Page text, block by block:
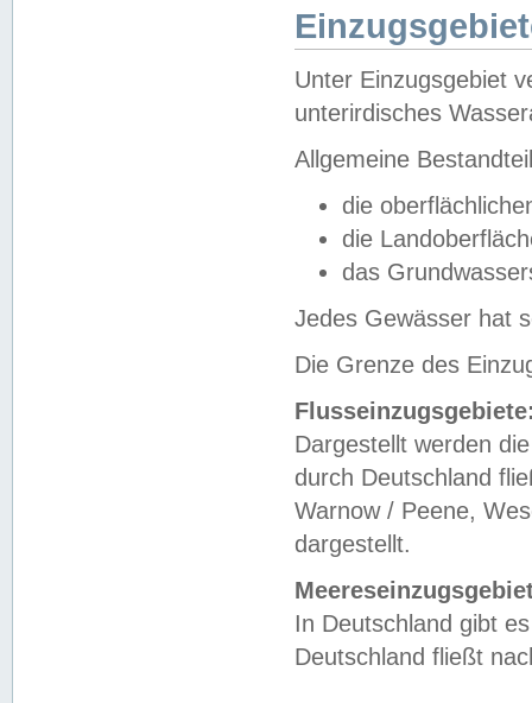
Unter Einzugsgebiet
unterirdisches
Allgemeine
die
die
das
Jedes Gewässer hat
Die Grenze des
Dargestellt werden
durch Deutschland
Warnow / Peene,
dargestellt.
In Deutschland gibt
Deutschland fließt